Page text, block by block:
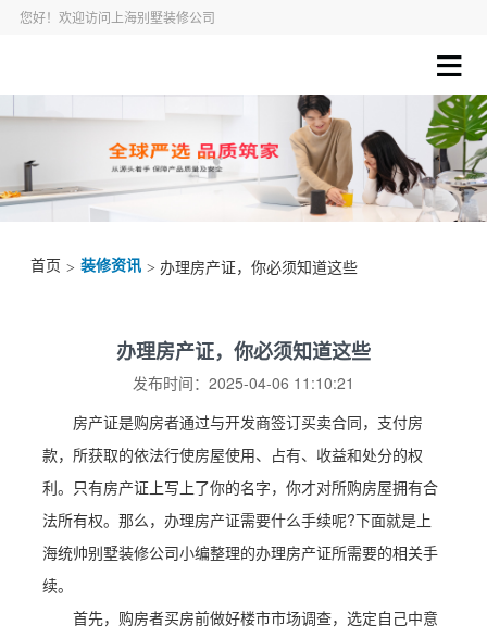
您好！欢迎访问上海别墅装修公司
首页 > 装修资讯 > 办理房产证，你必须知道这些
办理房产证，你必须知道这些
发布时间：2025-04-06 11:10:21
房产证是购房者通过与开发商签订买卖合同，支付房
款，所获取的依法行使房屋使用、占有、收益和处分的权
利。只有房产证上写上了你的名字，你才对所购房屋拥有合
法所有权。那么，办理房产证需要什么手续呢?下面就是上
海统帅别墅装修公司小编整理的办理房产证所需要的相关手
续。
首先，购房者买房前做好楼市市场调查，选定自己中意